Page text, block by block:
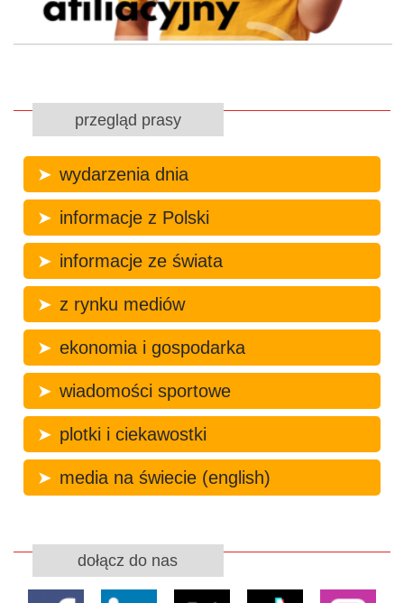
przegląd prasy
wydarzenia dnia
informacje z Polski
informacje ze świata
z rynku mediów
ekonomia i gospodarka
wiadomości sportowe
plotki i ciekawostki
media na świecie (english)
dołącz do nas